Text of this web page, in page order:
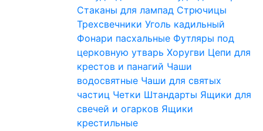
Стаканы для лампад Стрючицы
Трехсвечники Уголь кадильный
Фонари пасхальные Футляры под
церковную утварь Хоругви Цепи для
крестов и панагий Чаши
водосвятные Чаши для святых
частиц Четки Штандарты Ящики для
свечей и огарков Ящики
крестильные